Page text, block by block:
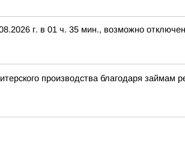
г. в 01 ч. 35 мин., возможно
производства благодаря займам